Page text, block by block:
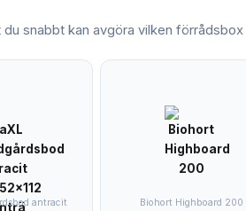
snabbt kan avgöra vilken förrådsbox
antracit Biohort Highboard 200